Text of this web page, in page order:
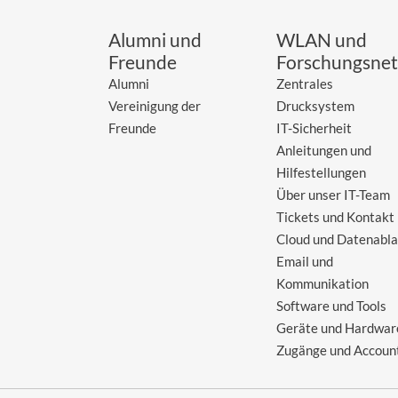
Alumni und
Freunde
Alumni
Vereinigung der
Freunde
WLAN und
Zentrales
Drucksystem
IT-Sicherheit
Anleitungen und
Hilfestellungen
Über unser IT-Team
Tickets und Kontakt
Cloud und
Email und
Kommunikation
Software und Tools
Geräte und
Zugänge und